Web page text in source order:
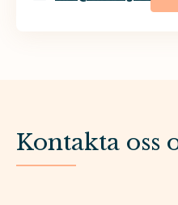
Kontakta oss